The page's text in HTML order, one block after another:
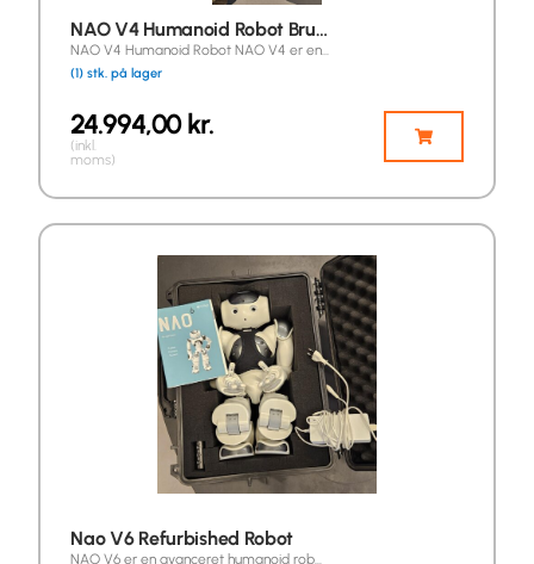
NAO V4 Humanoid Robot Bru…
NAO V4 Humanoid Robot NAO V4 er en…
(1) stk. på lager
24.994,00kr.
(inkl.
moms)
Nao V6 Refurbished Robot
NAO V6 er en avanceret humanoid rob…